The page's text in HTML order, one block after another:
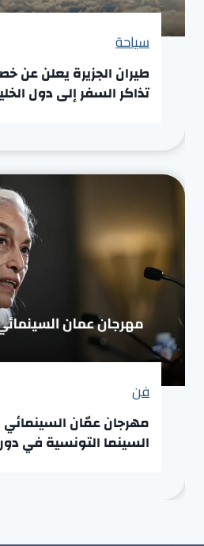
سياحة
تذاكر السفر إلى دول
فن
مهرجان عمّان السينمائي
السينما التونسية في